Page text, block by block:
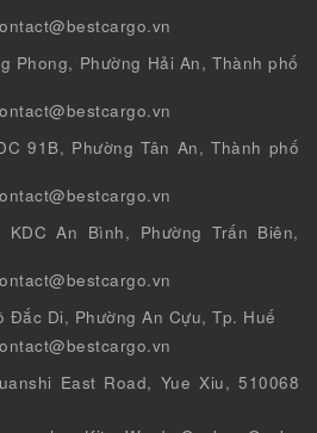
Phong, Phường Hải An, Thành phố
91B, Phường Tân An, Thành phố
An Bình, Phường Trấn Biên,
Đắc Di, Phường An Cựu, Tp. Huế
East Road, Yue Xiu, 510068